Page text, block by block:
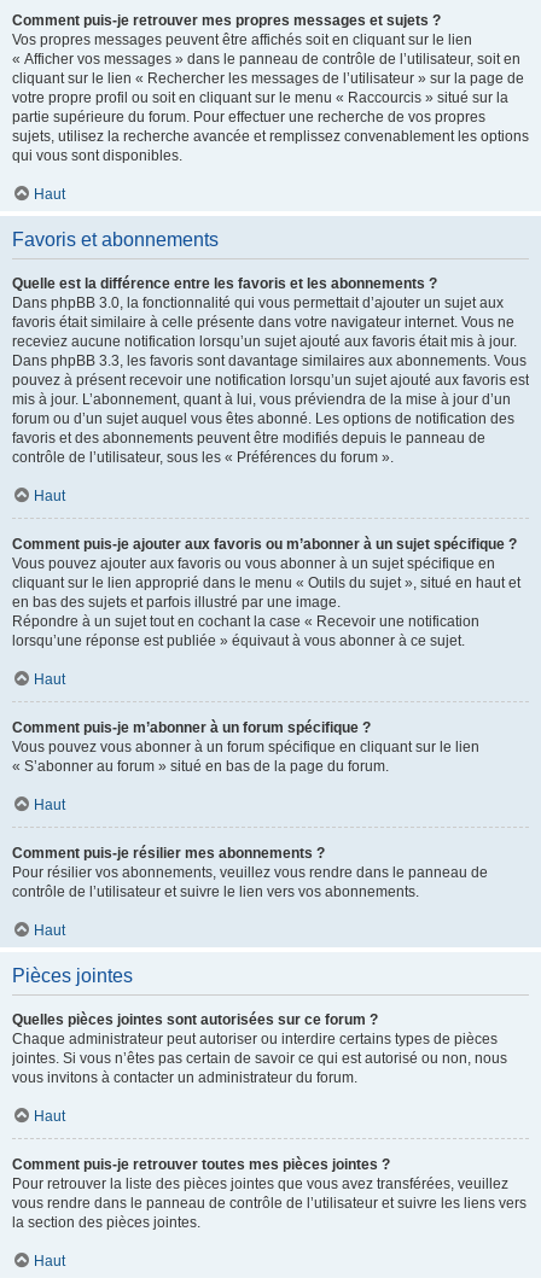
Comment puis-je retrouver mes propres messages et sujets ?
Vos propres messages peuvent être affichés soit en cliquant sur le lien
« Afficher vos messages » dans le panneau de contrôle de l’utilisateur, soit en
cliquant sur le lien « Rechercher les messages de l’utilisateur » sur la page de
votre propre profil ou soit en cliquant sur le menu « Raccourcis » situé sur la
partie supérieure du forum. Pour effectuer une recherche de vos propres
sujets, utilisez la recherche avancée et remplissez convenablement les options
qui vous sont disponibles.
Haut
Favoris et abonnements
Quelle est la différence entre les favoris et les abonnements ?
Dans phpBB 3.0, la fonctionnalité qui vous permettait d’ajouter un sujet aux
favoris était similaire à celle présente dans votre navigateur internet. Vous ne
receviez aucune notification lorsqu’un sujet ajouté aux favoris était mis à jour.
Dans phpBB 3.3, les favoris sont davantage similaires aux abonnements. Vous
pouvez à présent recevoir une notification lorsqu’un sujet ajouté aux favoris est
mis à jour. L’abonnement, quant à lui, vous préviendra de la mise à jour d’un
forum ou d’un sujet auquel vous êtes abonné. Les options de notification des
favoris et des abonnements peuvent être modifiés depuis le panneau de
contrôle de l’utilisateur, sous les « Préférences du forum ».
Haut
Comment puis-je ajouter aux favoris ou m’abonner à un sujet spécifique ?
Vous pouvez ajouter aux favoris ou vous abonner à un sujet spécifique en
cliquant sur le lien approprié dans le menu « Outils du sujet », situé en haut et
en bas des sujets et parfois illustré par une image.
Répondre à un sujet tout en cochant la case « Recevoir une notification
lorsqu’une réponse est publiée » équivaut à vous abonner à ce sujet.
Haut
Comment puis-je m’abonner à un forum spécifique ?
Vous pouvez vous abonner à un forum spécifique en cliquant sur le lien
« S’abonner au forum » situé en bas de la page du forum.
Haut
Comment puis-je résilier mes abonnements ?
Pour résilier vos abonnements, veuillez vous rendre dans le panneau de
contrôle de l’utilisateur et suivre le lien vers vos abonnements.
Haut
Pièces jointes
Quelles pièces jointes sont autorisées sur ce forum ?
Chaque administrateur peut autoriser ou interdire certains types de pièces
jointes. Si vous n’êtes pas certain de savoir ce qui est autorisé ou non, nous
vous invitons à contacter un administrateur du forum.
Haut
Comment puis-je retrouver toutes mes pièces jointes ?
Pour retrouver la liste des pièces jointes que vous avez transférées, veuillez
vous rendre dans le panneau de contrôle de l’utilisateur et suivre les liens vers
la section des pièces jointes.
Haut